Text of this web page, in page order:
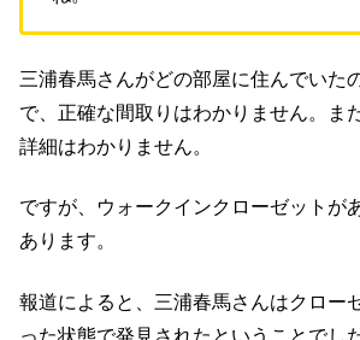
三浦春馬さんがどの部屋に住んでいた
で、正確な間取りはわかりません。ま
詳細はわかりません。
ですが、ウォークインクローゼットが
あります。
報道によると、三浦春馬さんはクロー
った状態で発見されたということでし